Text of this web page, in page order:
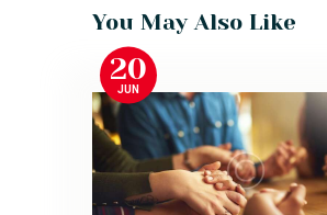
You May Also Like
20
JUN